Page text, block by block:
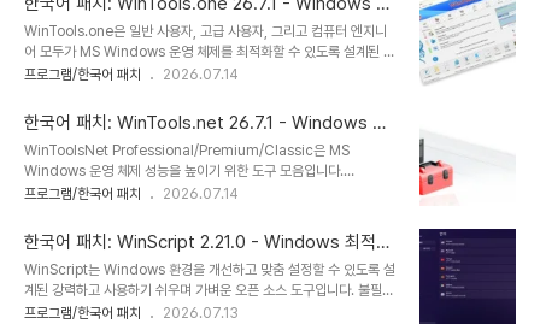
Android용 Nextcloud 노트 또는 Nextcloud/ownCloud 웹 서
비스와 같은 모바일 장치에서 생각을 편집하거나 검색할 수 있습니다.
노트는 일반 텍스트 마크다운 파일로 저장되며 Nextcloud의 파일
동기화 기능과 동기화됩니다. 물론 Syncing 또는 Dropbox와 같은
영 체제 성능 향상
WinTools.one은 일반 사용자, 고급 사용자, 그리고 컴퓨터 엔지니
어 모두가 MS Windows 운영 체제를 최적화할 수 있도록 설계된 프
로그램입니다. 이 프로그램을 사용하면 운영 체제의 성능을 향상시키
드라이브의 공간을 확보하고, 설치된 프로그램의 작동을 관리할 수 있
습니다. 또한, 기밀 정보를 저장하고 보호하며, 가상 디스크를 사용할
수도 있습니다.WinTools.one은 초보자부터 컴퓨터 엔지니어까지
모든 사용자를 위해 설계된 다목적 도구로, MS Windows 운영 체제
를 최적화합니다. 시스템 성능을 향상시키고, 오류를 수정하고, 디스크
호하고 가상 디스..
프로그램/한국어 패치 2026.07.14
한국어 패치: WinTools.net 26.7.1 - Windows 운
영 체제 성능 향상
WinToolsNet Professional/Premium/Classic은 MS
Windows 운영 체제 성능을 높이기 위한 도구 모음입니다.
WinTools net은 디스크 드라이브에서 원치 않는 소프트웨어를 제거
다. WinTools-net은 Windows 시작 프로세스, 메모리 모니터링을
제어하고 필요에 맞게 데스크톱 및 시스템 설정을 사용자 지정할 수있
는 기능을 제공합니다. 연결 속도와 안정성을 더합니다. 개인 정보를
보호하고 민감한 정보를 안전하게 유지합니다. WinTools-net
Premium에는 프로그램 제거 정리, 파일 검사, 바로 가기 검사, 레지
프로그램/한국어 패치 2026.07.14
한국어 패치: WinScript 2.21.0 - Windows 최적화
개선 도구
WinScript는 Windows 환경을 개선하고 맞춤 설정할 수 있도록 설
계된 강력하고 사용하기 쉬우며 가벼운 오픈 소스 도구입니다. 불필요
한 프로그램 제거, 개인 정보 보호 강화, 성능 최적화, 앱 설치 간소화
프로그램/한국어 패치 2026.07.13